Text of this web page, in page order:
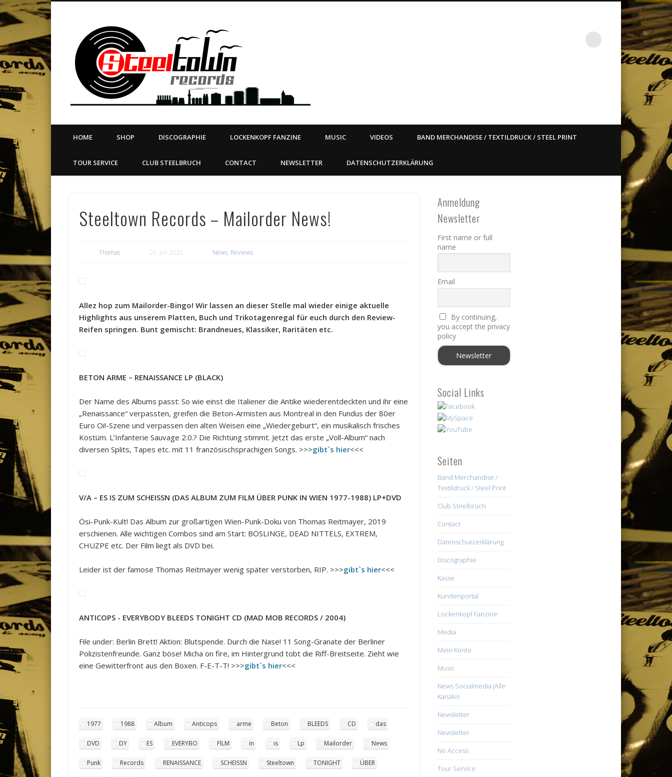
Steeltown Records – East ain`t dead so straight
LABEL | MERCH | PRINT | DIY | FANZINE | TOURSERVICE | BOOKING
VimeoDribble LinkedIn
HOME SHOP DISCOGRAPHIE LOCKENKOPF FANZINE MUSIC VIDEOS BAND MERCHANDISE / TEXTILDRUCK / STEEL PRINT
TOUR SERVICE CLUB STEELBRUCH CONTACT NEWSLETTER DATENSCHUTZERKLÄRUNG
Steeltown Records – Mailorder News!
Thomas 25. Juli 2025 News, Reviews
Allez hop zum Mailorder-Bingo! Wir lassen an dieser Stelle mal wieder einige aktuelle
Highlights aus unserem Platten, Buch und Trikotagenregal für euch durch den Review-
Reifen springen. Bunt gemischt: Brandneues, Klassiker, Raritäten etc.
BETON ARME – RENAISSANCE LP (BLACK)
Der Name des Albums passt: So wie einst die Italiener die Antike wiederentdeckten und ihr eine
„Renaissance“ verpassten, greifen die Beton-Armisten aus Montreal in den Fundus der 80er
Euro Oi!-Szene und verpassen den alten Weisen eine „Wiedergeburt“, ein musikalisch frisches
Kostüm. L’Infanterie Sauvage 2.0.? Die Richtung stimmt. Jetzt das erste „Voll-Album“ nach
diversen Splits, Tapes etc. mit 11 französischsprachigen Songs. >>>gibt`s hier<<<
V/A – ES IS ZUM SCHEISSN (DAS ALBUM ZUM FILM ÜBER PUNK IN WIEN 1977-1988) LP+DVD
Ösi-Punk-Kult! Das Album zur großartigen Wien-Punk-Doku von Thomas Reitmayer, 2019
erschienen. Alle wichtigen Combos sind am Start: BÖSLINGE, DEAD NITTELS, EXTREM,
CHUZPE etc. Der Film liegt als DVD bei.
Leider ist der famose Thomas Reitmayer wenig später verstorben, RIP. >>>gibt`s hier<<<
ANTICOPS ‎- EVERYBODY BLEEDS TONIGHT CD (MAD MOB RECORDS / 2004)
File under: Berlin Brett! Aktion: Blutspende. Durch die Nase! 11 Song-Granate der Berliner
Polizistenfreunde. Ganz böse! Micha on fire, im Hintergrund tobt die Riff-Breitseite. Zieht wie
eine Gewitterfront aus den Boxen. F-E-T-T! >>>gibt`s hier<<<
1977 1988 Album Anticops arme Beton BLEEDS CD das
DVD DY ES EVERYBO FILM in is Lp Mailorder News
Punk Records RENAISSANCE SCHEISSN Steeltown TONIGHT ÜBER
Anmeldung
Newsletter
First name or full
name
Email
By continuing,
you accept the privacy
policy
Social Links
Seiten
Band Merchandise /
Textildruck / Steel Print
Club Steelbruch
Contact
Datenschutzerklärung
Discographie
Kasse
Kundenportal
Lockenkopf Fanzine
Media
Mein Konto
Music
News Socialmedia (Alle
Kanäle)
Newsletter
Newsletter
No Access
Tour Service